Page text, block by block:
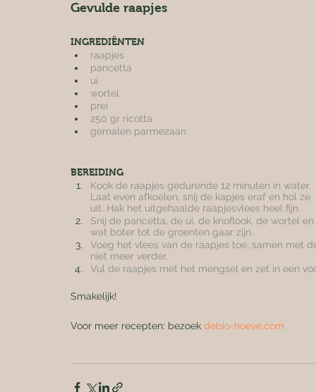
Gevulde raapjes
INGREDIËNTEN
raapjes
pancetta
ui
wortel
prei
250 gr ricotta
gemalen parmezaan
BEREIDING
Kook de raapjes gedurende 12 minuten in water.
Laat even afkoelen, snij de kapjes eraf en hol ze
uit. Hak het uitgehaalde raapjesvlees heel fijn.
Snij de pancetta, de ui, de knoflook, de wortel
wat boter tot de groenten gaar zijn.
Voeg het vlees van de raapjes toe, samen met
niet meer verder.
Vul de raapjes met het mengsel en zet in een
Smakelijk!
Voor meer recepten: bezoek debio-hoeve.com